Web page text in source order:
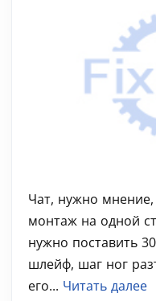
Чат, нужно мнение,
монтаж на одной
нужно поставить
шлейф, шаг ног
его... Читать далее